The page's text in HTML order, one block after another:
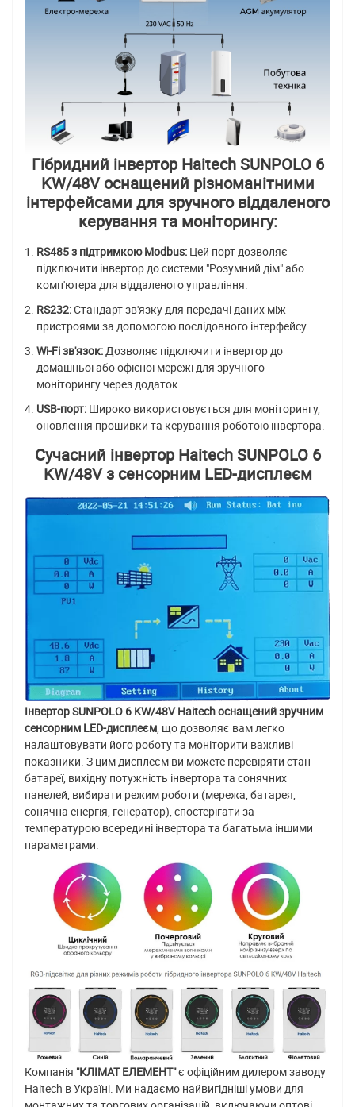
Гібридний інвертор Haitech SUNPOLO 6
KW/48V оснащений різноманітними
інтерфейсами для зручного віддаленого
керування та моніторингу:
RS485 з підтримкою Modbus: Цей порт дозволяє
підключити інвертор до системи "Розумний дім" або
комп'ютера для віддаленого управління.
RS232:Стандарт зв'язку для передачі даних між
пристроями за допомогою послідовного інтерфейсу.
Wi-Fi зв'язок:Дозволяє підключити інвертор до
домашньої або офісної мережі для зручного
моніторингу через додаток.
USB-порт: Широко використовується для моніторингу,
оновлення прошивки та керування роботою інвертора.
Сучасний інвертор Haitech SUNPOLO 6
KW/48V з сенсорним LED-дисплеєм
Інвертор SUNPOLO 6 KW/48V Haitech оснащений зручним
сенсорним LED-дисплеєм, що дозволяє вам легко
налаштовувати його роботу та моніторити важливі
показники. З цим дисплеєм ви можете перевіряти стан
батареї, вихідну потужність інвертора та сонячних
панелей, вибирати режим роботи (мережа, батарея,
сонячна енергія, генератор), спостерігати за
температурою всередині інвертора та багатьма іншими
параметрами.
Компанія "КЛІМАТ ЕЛЕМЕНТ"є офіційним дилером заводу
Haitech в Україні. Ми надаємо найвигідніші умови для